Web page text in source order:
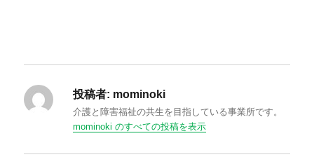
投稿者: mominoki
介護と障害福祉の共生を目指している事業所です。
mominoki のすべての投稿を表示